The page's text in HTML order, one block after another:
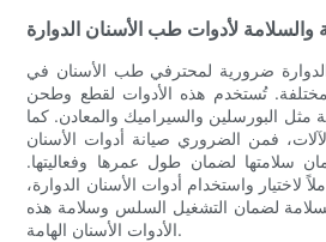
والسلامة لأدوات طب الأسنان الدوارة
ضرورية لمحترفي طب الأسنان في
تُستخدم هذه الأدوات لقطع وطحن
مثل البورسلين والسيراميك والمعادن. كما
فمن الضروري صيانة أدوات الأسنان
سلامتها لضمان طول عمرها وفعاليتها.
لاختيار واستخدام أدوات الأسنان الدوارة،
لضمان التشغيل السلس وسلامة هذه
الأدوات الأسنان الهامة.